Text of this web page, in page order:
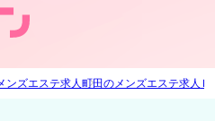
ンズエステ求人町田のメンズエステ求人